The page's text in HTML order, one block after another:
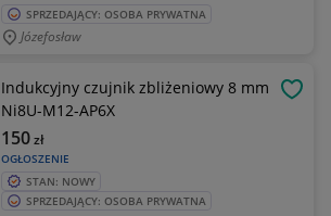
SPRZEDAJĄCY: OSOBA PRYWATNA
Józefosław
Indukcyjny czujnik zbliżeniowy 8 mm
Ni8U-M12-AP6X
OGŁOSZENIE
150zł
STAN: NOWY
SPRZEDAJĄCY: OSOBA PRYWATNA